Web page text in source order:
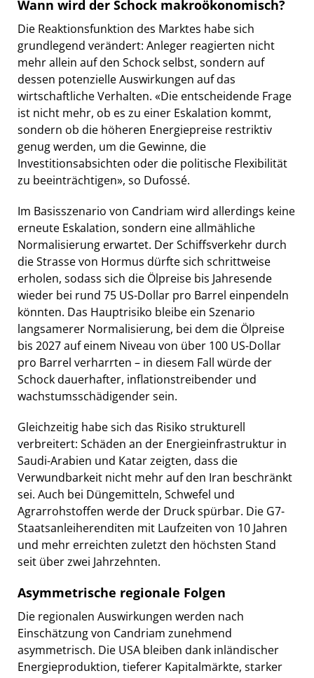
Wann wird der Schock makroökonomisch?
Die Reaktionsfunktion des Marktes habe sich
grundlegend verändert: Anleger reagierten nicht
mehr allein auf den Schock selbst, sondern auf
dessen potenzielle Auswirkungen auf das
wirtschaftliche Verhalten. «Die entscheidende Frage
ist nicht mehr, ob es zu einer Eskalation kommt,
sondern ob die höheren Energiepreise restriktiv
genug werden, um die Gewinne, die
Investitionsabsichten oder die politische Flexibilität
zu beeinträchtigen», so Dufossé.
Im Basisszenario von Candriam wird allerdings keine
erneute Eskalation, sondern eine allmähliche
Normalisierung erwartet. Der Schiffsverkehr durch
die Strasse von Hormus dürfte sich schrittweise
erholen, sodass sich die Ölpreise bis Jahresende
wieder bei rund 75 US-Dollar pro Barrel einpendeln
könnten. Das Hauptrisiko bleibe ein Szenario
langsamerer Normalisierung, bei dem die Ölpreise
bis 2027 auf einem Niveau von über 100 US-Dollar
pro Barrel verharrten – in diesem Fall würde der
Schock dauerhafter, inflationstreibender und
wachstumsschädigender sein.
Gleichzeitig habe sich das Risiko strukturell
verbreitert: Schäden an der Energieinfrastruktur in
Saudi-Arabien und Katar zeigten, dass die
Verwundbarkeit nicht mehr auf den Iran beschränkt
sei. Auch bei Düngemitteln, Schwefel und
Agrarrohstoffen werde der Druck spürbar. Die G7-
Staatsanleiherenditen mit Laufzeiten von 10 Jahren
und mehr erreichten zuletzt den höchsten Stand
seit über zwei Jahrzehnten.
Asymmetrische regionale Folgen
Die regionalen Auswirkungen werden nach
Einschätzung von Candriam zunehmend
asymmetrisch. Die USA bleiben dank inländischer
Energieproduktion, tieferer Kapitalmärkte, starker